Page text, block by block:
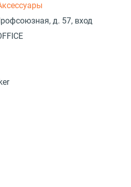
д. 57, вход